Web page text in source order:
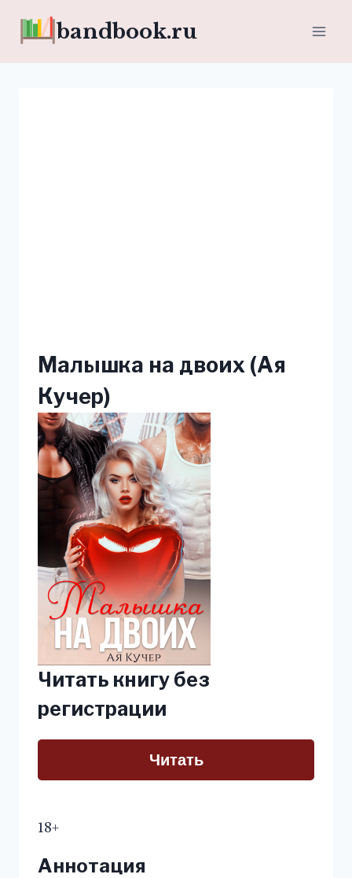
bandbook.ru
Малышка на двоих (Ая
Кучер)
Читать книгу без
регистрации
Читать
18+
Аннотация